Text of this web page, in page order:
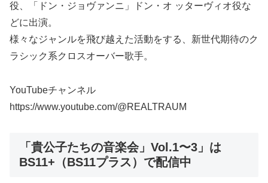
役、「ドン・ジョヴァンニ」ドン・オ ッターヴィオ役な
どに出演。
様々なジャンルを飛び越えた活動をする、新世代期待のク
ラシック系クロスオーバー歌手。
YouTubeチャンネル
https://www.youtube.com/@REALTRAUM
「貴公子たちの音楽会」Vol.1〜3」は
BS11+（BS11プラス）で配信中